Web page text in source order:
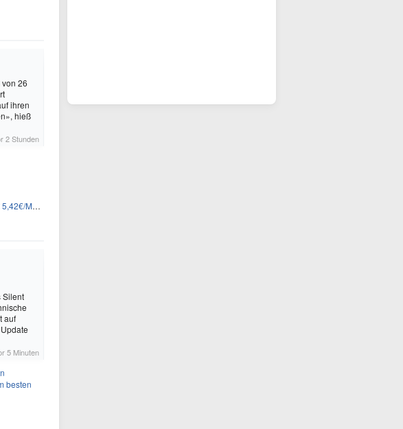
26
ihren
hieß
2 Stunden
Monat)
Silent
auf
5 Minuten
besten